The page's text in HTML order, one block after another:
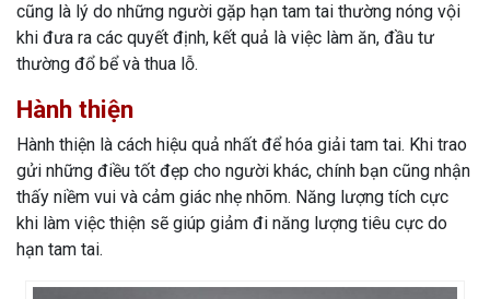
cũng là lý do những người gặp hạn tam tai thường nóng vội
khi đưa ra các quyết định, kết quả là việc làm ăn, đầu tư
thường đổ bể và thua lỗ.
Hành thiện
Hành thiện là cách hiệu quả nhất để hóa giải tam tai. Khi trao
gửi những điều tốt đẹp cho người khác, chính bạn cũng nhận
thấy niềm vui và cảm giác nhẹ nhõm. Năng lượng tích cực
khi làm việc thiện sẽ giúp giảm đi năng lượng tiêu cực do
hạn tam tai.